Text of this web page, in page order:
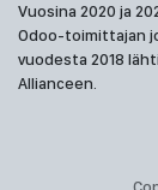
Vuosina 2020 ja
Odoo-toimittajan
vuodesta 2018
Allianceen.